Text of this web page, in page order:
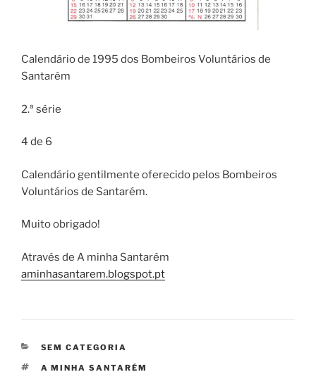
Calendário de 1995 dos Bombeiros Voluntários de
Santarém
2.ª série
4 de 6
Calendário gentilmente oferecido pelos Bombeiros
Voluntários de Santarém.
Muito obrigado!
Através de A minha Santarém
aminhasantarem.blogspot.pt
CATEGORIAS
SEM CATEGORIA
ETIQUETAS
A MINHA SANTARÉM